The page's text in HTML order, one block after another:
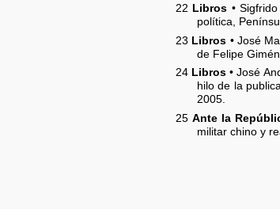
22 Libros •
política,
23 Libros • José
de Felipe
24 Libros • José
hilo de la
2005.
25 Ante la
militar chino y